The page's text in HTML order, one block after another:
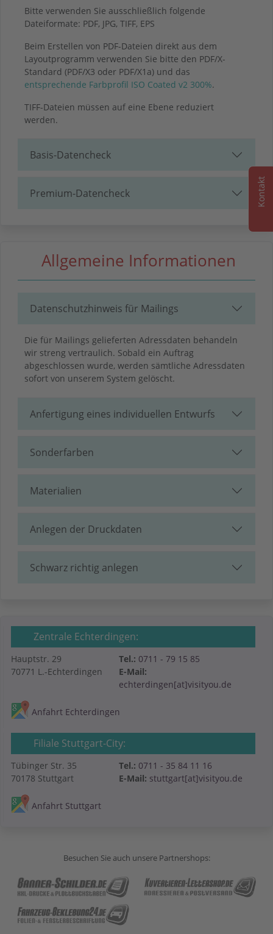
Bitte verwenden Sie ausschließlich folgende
Dateiformate: PDF, JPG, TIFF, EPS
Beim Erstellen von PDF-Dateien direkt aus dem
Layoutprogramm verwenden Sie bitte den PDF/X-
Standard (PDF/X3 oder PDF/X1a) und das
entsprechende Farbprofil ISO Coated v2 300%.
TIFF-Dateien müssen auf eine Ebene reduziert
werden.
Basis-Datencheck
Premium-Datencheck
Allgemeine Informationen
Datenschutzhinweis für Mailings
Die für Mailings gelieferten Adressdaten behandeln
wir streng vertraulich. Sobald ein Auftrag
abgeschlossen wurde, werden sämtliche Adressdaten
sofort von unserem System gelöscht.
Anfertigung eines individuellen Entwurfs
Sonderfarben
Materialien
Anlegen der Druckdaten
Schwarz richtig anlegen
Zentrale Echterdingen:
Hauptstr. 29
70771 L.-Echterdingen
Tel.: 0711 - 79 15 85
E-Mail:
echterdingen[at]visityou.de
Anfahrt Echterdingen
Filiale Stuttgart-City:
Tübinger Str. 35
70178 Stuttgart
Tel.: 0711 - 35 84 11 16
E-Mail: stuttgart[at]visityou.de
Anfahrt Stuttgart
Besuchen Sie auch unsere Partnershops:
Kontakt